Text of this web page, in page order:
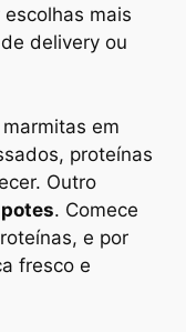
mais
delivery ou
em
proteínas
Outro
. Comece
e por
fresco e